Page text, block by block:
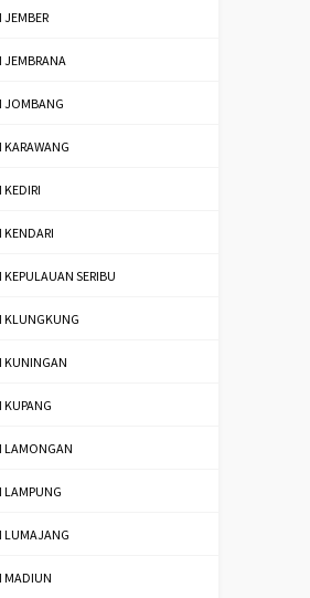
JEMBER
JEMBRANA
JOMBANG
KARAWANG
KEDIRI
KENDARI
SERIBU
KLUNGKUNG
KUNINGAN
KUPANG
LAMONGAN
LAMPUNG
LUMAJANG
MADIUN